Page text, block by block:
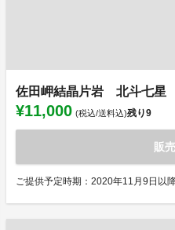
佐田岬結晶片岩 北斗七星
¥11,000 (税込/送料込)残り9
販
ご提供予定時期：2020年11月9日以